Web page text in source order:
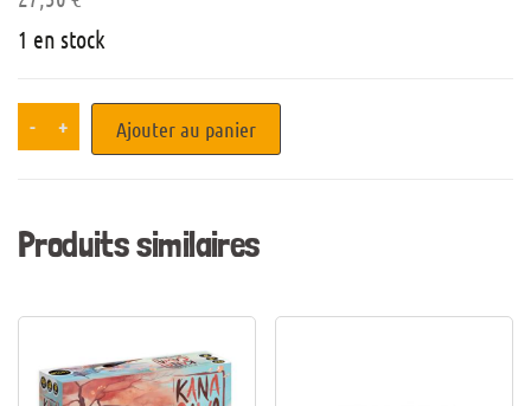
1 en stock
- + Ajouter au panier
Produits similaires